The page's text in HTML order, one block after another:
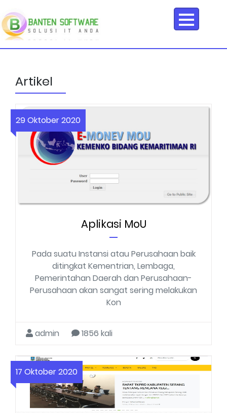
Artikel
29 Oktober 2020
Aplikasi MoU
Pada suatu Instansi atau Perusahaan baik
ditingkat Kementrian, Lembaga,
Pemerintahan Daerah dan Perusahaan-
Perusahaan akan sangat sering melakukan
Kon
admin 1856 kali
17 Oktober 2020